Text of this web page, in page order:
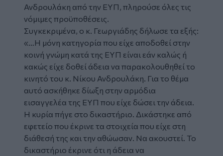
Ανδρουλάκη από την ΕΥΠ, πληρούσε όλες τις
νόμιμες προϋποθέσεις.
Συγκεκριμένα, ο κ. Γεωργιάδης δήλωσε τα εξής:
«…Η μόνη κατηγορία που είχε αποδοθεί στην
κοινή γνώμη κατά της ΕΥΠ είναι εάν καλώς ή
κακώς είχε δοθεί άδεια να παρακολουθηθεί το
κινητό του κ. Νίκου Ανδρουλάκη. Για το θέμα
αυτό ασκήθηκε δίωξη στην αρμόδια
εισαγγελέα της ΕΥΠ που είχε δώσει την άδεια.
Η κυρία πήγε στο δικαστήριο. Δικάστηκε από
εφετείο που έκρινε τα στοιχεία που είχε στη
διάθεσή της και την αθώωσαν. Να ακουστεί. Το
δικαστήριο έκρινε ότι η άδεια να